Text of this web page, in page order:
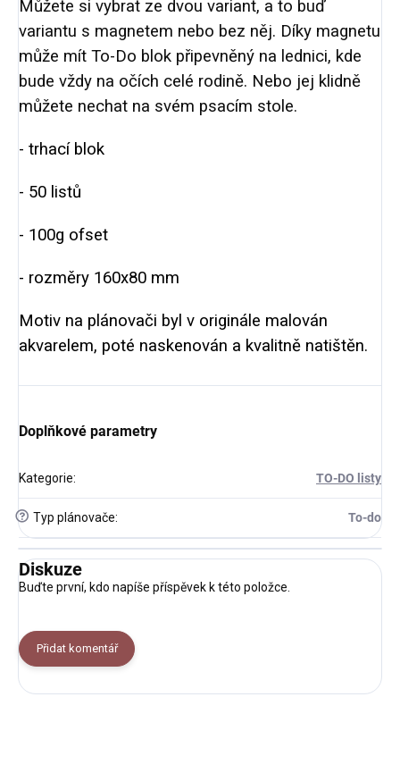
Můžete si vybrat ze dvou variant, a to buď
variantu s magnetem nebo bez něj. Díky magnetu
může mít To-Do blok připevněný na lednici, kde
bude vždy na očích celé rodině. Nebo jej klidně
můžete nechat na svém psacím stole.
- trhací blok
- 50 listů
- 100g ofset
- rozměry 160x80 mm
Motiv na plánovači byl v originále malován
akvarelem, poté naskenován a kvalitně natištěn.
Doplňkové parametry
Kategorie: TO-DO listy
? Typ plánovače: To-do
Diskuze
Buďte první, kdo napíše příspěvek k této položce.
Přidat komentář